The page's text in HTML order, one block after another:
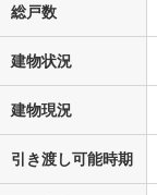
総戸数
建物状況
建物現況
引き渡し可能時期